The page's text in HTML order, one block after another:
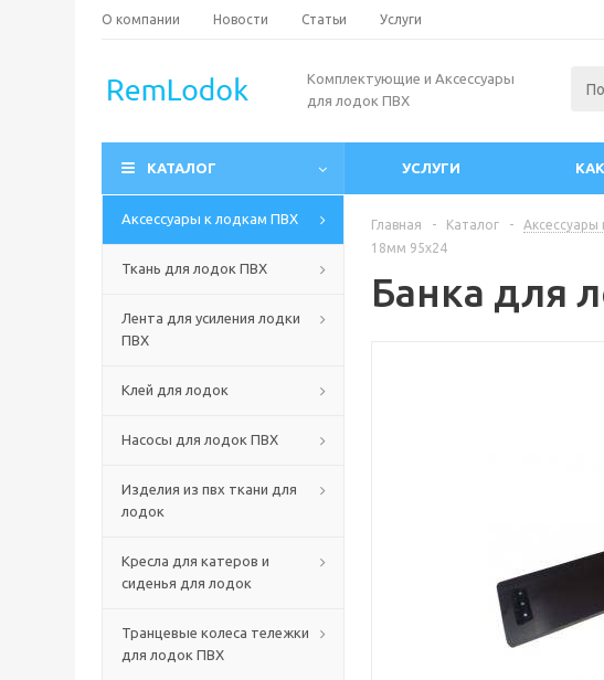
О компании Новости Статьи Услуги
Комплектующие и Аксессуары
для лодок ПВХ
КАТАЛОГ УСЛУГИ
Аксессуары к лодкам ПВХ
Ткань для лодок ПВХ
Лента для усиления лодки
ПВХ
Клей для лодок
Насосы для лодок ПВХ
Изделия из пвх ткани для
лодок
Кресла для катеров и
сиденья для лодок
Транцевые колеса тележки
для лодок ПВХ
Главная - Каталог -
18мм 95х24
Банка для